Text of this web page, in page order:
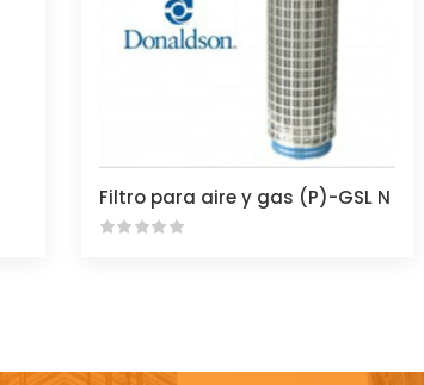
Filtro para aire y gas (P)-GSL N